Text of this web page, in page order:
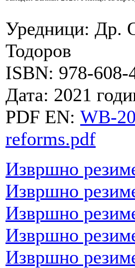
Уредници: Др.
Тодоров
ISBN: 978-608-
Дата: 2021
PDF EN: WB-
reforms.pdf
Извршно
Извршно
Извршно
Извршно
Извршно